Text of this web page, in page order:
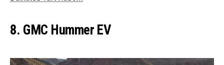
8. GMC Hummer EV